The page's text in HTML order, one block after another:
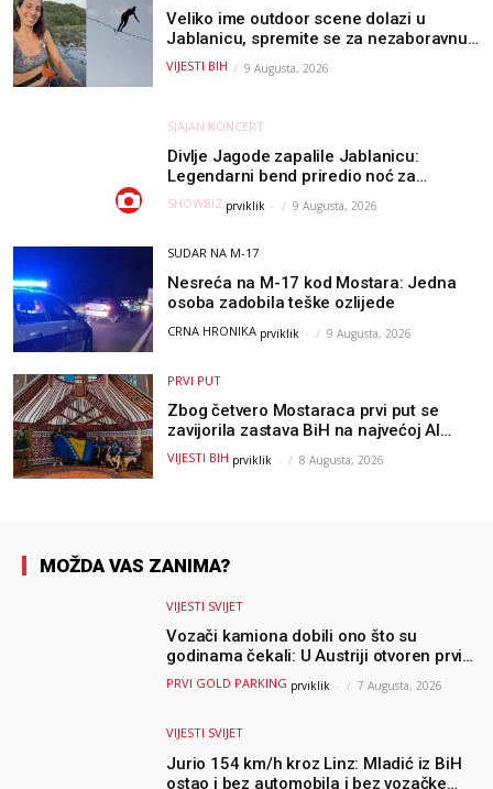
Veliko ime outdoor scene dolazi u
Jablanicu, spremite se za nezaboravnu
avanturu (VIDEO) !
VIJESTI BIH 9 Augusta, 2026
SJAJAN KONCERT
Divlje Jagode zapalile Jablanicu:
Legendarni bend priredio noć za
pamćenje
SHOWBIZ prviklik - 9 Augusta, 2026
SUDAR NA M-17
Nesreća na M-17 kod Mostara: Jedna
osoba zadobila teške ozlijede
CRNA HRONIKA prviklik - 9 Augusta, 2026
PRVI PUT
Zbog četvero Mostaraca prvi put se
zavijorila zastava BiH na najvećoj AI
olimpijadi, a sada je njihov mentor
postao član komiteta Međunarodne
VIJESTI BIH prviklik - 8 Augusta, 2026
MOŽDA VAS ZANIMA?
VIJESTI SVIJET
Vozači kamiona dobili ono što su
godinama čekali: U Austriji otvoren prvi
GOLD sigurni parking
PRVI GOLD PARKING prviklik - 7 Augusta, 2026
VIJESTI SVIJET
Jurio 154 km/h kroz Linz: Mladić iz BiH
ostao i bez automobila i bez vozačke